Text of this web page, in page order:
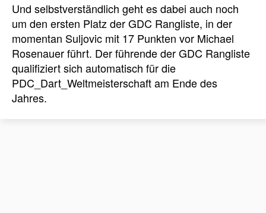
Und selbstverständlich geht es dabei auch noch
um den ersten Platz der GDC Rangliste, in der
momentan Suljovic mit 17 Punkten vor Michael
Rosenauer führt. Der führende der GDC Rangliste
qualifiziert sich automatisch für die
PDC_Dart_Weltmeisterschaft am Ende des
Jahres.